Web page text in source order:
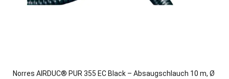
Norres AIRDUC® PUR 355 EC Black – Absaugschlauch 10 m, Ø